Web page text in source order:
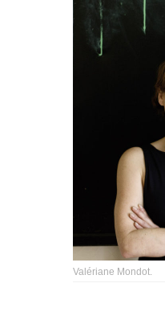
Valériane Mondot.